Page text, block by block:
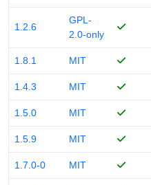
1.2.6
GPL-
2.0-only
1.8.1 MIT
1.4.3 MIT
1.5.0 MIT
1.5.9 MIT
1.7.0-0 MIT